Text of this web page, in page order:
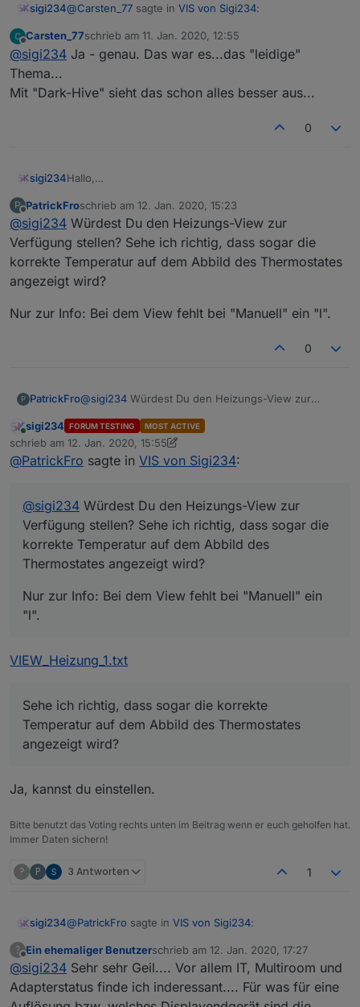
sigi234@Carsten_77 sagte in VIS von Sigi234:
variieren...bei dem *.vis mit den Echos ist der
ziemlich "fett"...
nicht was du meinst. Die Winamp-Skin sind abhängig
Offline
Carsten_77schrieb am 11. Jan. 2020, 12:55
zuletzt editiert von
@sigi234 Ja - genau. Das war es...das "leidige"
Thema...
Mit "Dark-Hive" sieht das schon alles besser aus...
0
sigi234Hallo,
vor. Aber auch Widgets sind dabei.
Sind teilweise noch in Bearbeitung und sehr Komplex!
Ich werde schön kleinweise unter dem Bild die View
oder das Widget anhängen.
LG Sigi
Hinweis:
Stelle alles ohne jede Verantwortung an Privat zur
Verfügung.
vernünftigem Editor öffnen (zB Notepad++)
ioBroker.vis-icontwo
Wenn mal was nicht funktioniert:
nicht installiert
• Datenpunkt nicht gesetzt oder falsch
• Bindings werden erst in der Runtime sichtbar
• Z-Index verstellt
• Leerzeichen/Sonderzeichen im View/Projekt Name
• Skripte nicht installiert
• Häufig hilft ein Neustart des Systems
VIEW IT
VIEW_IT_sigi234.txt
VIEW_Alexa_Show5_sigi234.txt
P
Offline
PatrickFroschrieb am 12. Jan. 2020, 15:23
zuletzt editiert von
@sigi234 Würdest Du den Heizungs-View zur
Verfügung stellen? Sehe ich richtig, dass sogar die
korrekte Temperatur auf dem Abbild des Thermostates
angezeigt wird?
Nur zur Info: Bei dem View fehlt bei "Manuell" ein "l".
0
P PatrickFro@sigi234 Würdest Du den Heizungs-View zur
korrekte Temperatur auf dem Abbild des
Thermostates angezeigt wird?
Nur zur Info: Bei dem View fehlt bei "Manuell" ein
"l".
Online
sigi234 FORUM TESTING MOST ACTIVE
schrieb am 12. Jan. 2020, 15:55
zuletzt editiert von Negalein1. Dez. 2020, 18:43
@PatrickFro sagte in VIS von Sigi234:
@sigi234 Würdest Du den Heizungs-View zur
Verfügung stellen? Sehe ich richtig, dass sogar die
korrekte Temperatur auf dem Abbild des
Thermostates angezeigt wird?
Nur zur Info: Bei dem View fehlt bei "Manuell" ein
"l".
VIEW_Heizung_1.txt
Sehe ich richtig, dass sogar die korrekte
Temperatur auf dem Abbild des Thermostates
angezeigt wird?
Ja, kannst du einstellen.
Bitte benutzt das Voting rechts unten im Beitrag wenn er euch geholfen hat.
Immer Daten sichern!
? P 3 Antworten 1
sigi234@PatrickFro sagte in VIS von Sigi234:
@sigi234Würdest Du den Heizungs-View zur
Verfügung stellen? Sehe ich richtig, dass sogar
VIEW_Heizung_1.txt
?
Offline
Ein ehemaliger Benutzerschrieb am 12. Jan. 2020, 17:27
zuletzt editiert von
@sigi234 Sehr sehr Geil.... Vor allem IT, Multiroom und
Adapterstatus finde ich inderessant.... Für was für eine